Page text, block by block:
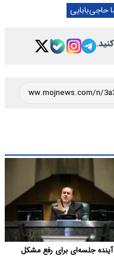
حاجی‌بابایی
جلسه‌ای برای رفع مشکل